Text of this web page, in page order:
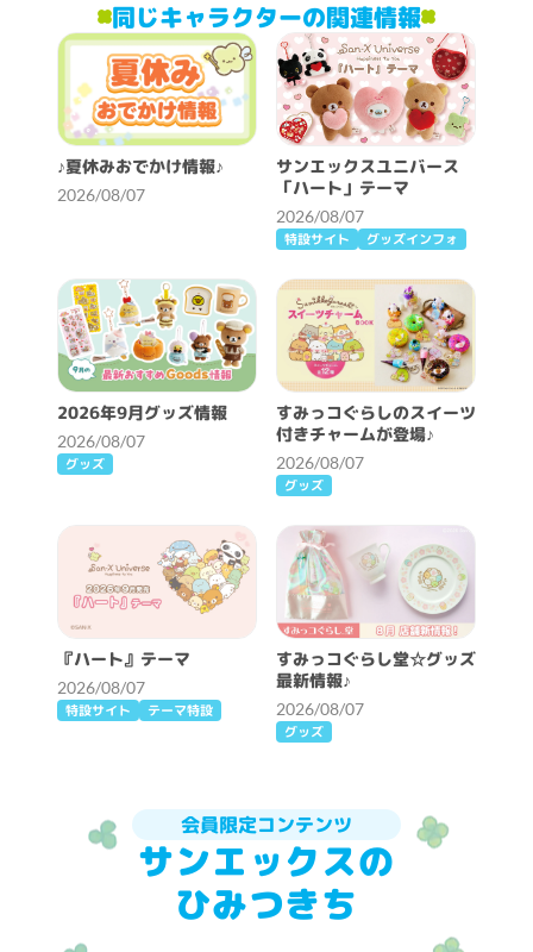
同じキャラクターの関連情報
♪夏休みおでかけ情報♪
2026/08/07
サンエックスユニバース
「ハート」テーマ
2026/08/07
特設サイト グッズインフォ
2026年9月グッズ情報
2026/08/07
グッズ
すみっコぐらしのスイーツ
付きチャームが登場♪
2026/08/07
グッズ
『ハート』テーマ
2026/08/07
特設サイト テーマ特設
すみっコぐらし堂☆グッズ
最新情報♪
2026/08/07
グッズ
会員限定コンテンツ
サンエックスの
ひみつきち